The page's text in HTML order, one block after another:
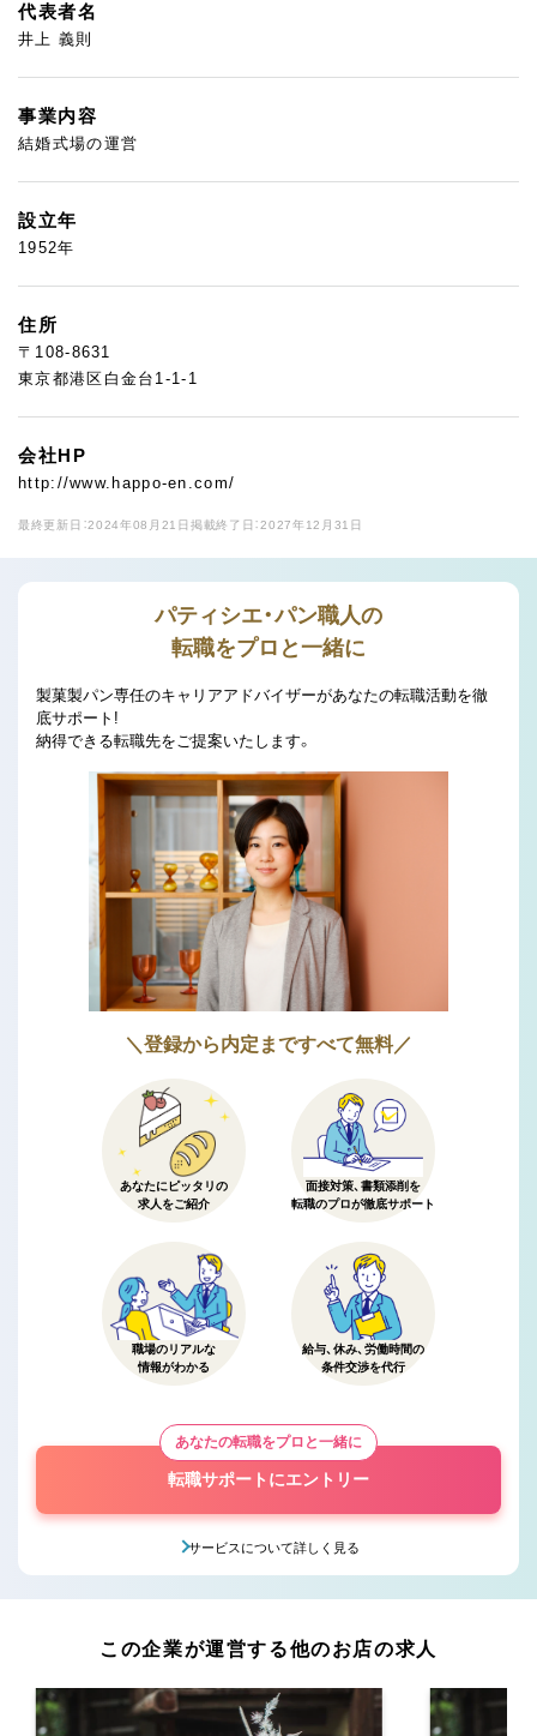
代表者名
井上 義則
事業内容
結婚式場の運営
設立年
1952年
住所
〒108-8631
東京都港区白金台1-1-1
会社HP
http://www.happo-en.com/
最終更新日：2024年08月21日 掲載終了日：2027年12月31日
パティシエ・パン職人の
転職をプロと一緒に
製菓製パン専任のキャリアアドバイザーがあなたの転職活動を徹
底サポート!
納得できる転職先をご提案いたします。
＼登録から内定まですべて無料／
あなたにピッタリの
求人をご紹介
面接対策、書類添削を
転職のプロが徹底サポート
職場のリアルな
情報がわかる
給与、休み、労働時間の
条件交渉を代行
あなたの転職をプロと一緒に
転職サポートにエントリー
サービスについて詳しく見る
この企業が運営する他のお店の求人